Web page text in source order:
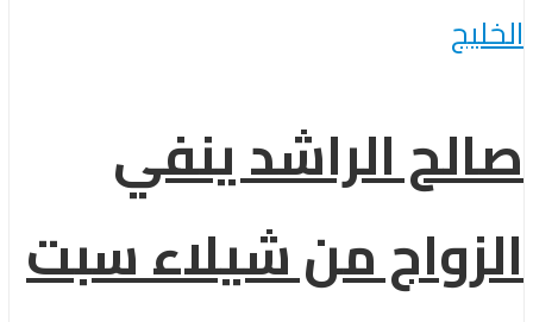
الخليج
صالح الراشد ينفي
الزواج من شيلاء سبت